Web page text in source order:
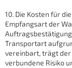
10. Die Kosten für
Empfangsart der
Transportart
vereinbart, trägt
verbundene Risiko